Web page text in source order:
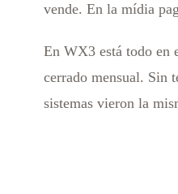
vende. En la mídia
En WX3 está todo en
cerrado mensual. Sin
sistemas vieron la